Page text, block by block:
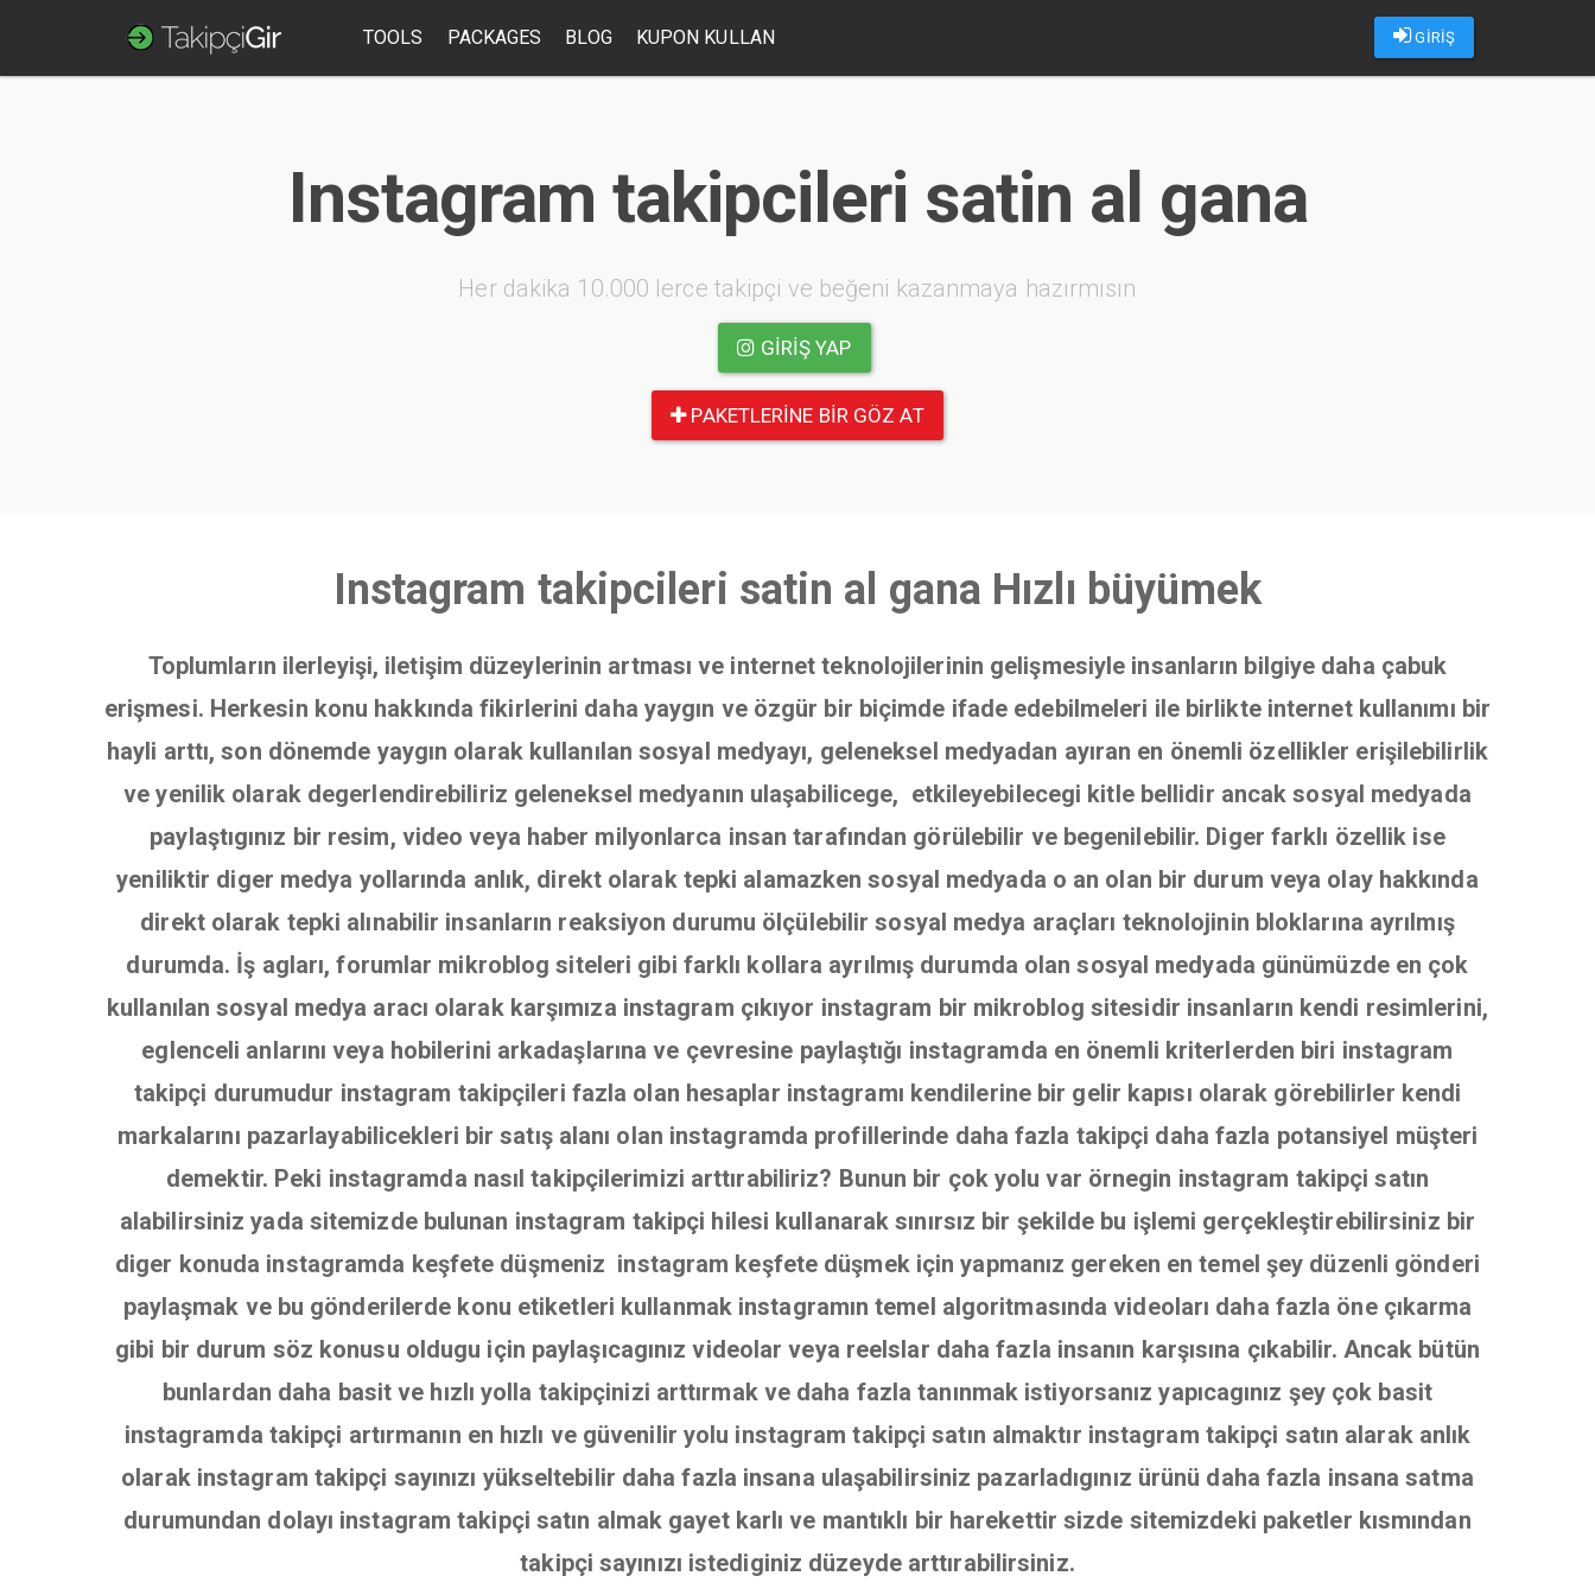
GİRİŞ
TOOLS PACKAGES BLOG KUPON KULLAN
Instagram takipcileri satin al gana
Her dakika 10.000 lerce takipçi ve beğeni kazanmaya hazırmısın
GIRIŞ YAP
PAKETLERINE BIR GÖZ AT
Instagram takipcileri satin al gana Hızlı büyümek
Toplumların ilerleyişi, iletişim düzeylerinin artması ve internet teknolojilerinin gelişmesiyle insanların bilgiye daha çabuk
erişmesi. Herkesin konu hakkında fikirlerini daha yaygın ve özgür bir biçimde ifade edebilmeleri ile birlikte internet kullanımı bir
hayli arttı, son dönemde yaygın olarak kullanılan sosyal medyayı, geleneksel medyadan ayıran en önemli özellikler erişilebilirlik
ve yenilik olarak degerlendirebiliriz geleneksel medyanın ulaşabilicege, etkileyebilecegi kitle bellidir ancak sosyal medyada
paylaştıgınız bir resim, video veya haber milyonlarca insan tarafından görülebilir ve begenilebilir. Diger farklı özellik ise
yeniliktir diger medya yollarında anlık, direkt olarak tepki alamazken sosyal medyada o an olan bir durum veya olay hakkında
direkt olarak tepki alınabilir insanların reaksiyon durumu ölçülebilir sosyal medya araçları teknolojinin bloklarına ayrılmış
durumda. İş agları, forumlar mikroblog siteleri gibi farklı kollara ayrılmış durumda olan sosyal medyada günümüzde en çok
kullanılan sosyal medya aracı olarak karşımıza instagram çıkıyor instagram bir mikroblog sitesidir insanların kendi resimlerini,
eglenceli anlarını veya hobilerini arkadaşlarına ve çevresine paylaştığı instagramda en önemli kriterlerden biri instagram
takipçi durumudur instagram takipçileri fazla olan hesaplar instagramı kendilerine bir gelir kapısı olarak görebilirler kendi
markalarını pazarlayabilicekleri bir satış alanı olan instagramda profillerinde daha fazla takipçi daha fazla potansiyel müşteri
demektir. Peki instagramda nasıl takipçilerimizi arttırabiliriz? Bunun bir çok yolu var örnegin instagram takipçi satın
alabilirsiniz yada sitemizde bulunan instagram takipçi hilesi kullanarak sınırsız bir şekilde bu işlemi gerçekleştirebilirsiniz bir
diger konuda instagramda keşfete düşmeniz instagram keşfete düşmek için yapmanız gereken en temel şey düzenli gönderi
paylaşmak ve bu gönderilerde konu etiketleri kullanmak instagramın temel algoritmasında videoları daha fazla öne çıkarma
gibi bir durum söz konusu oldugu için paylaşıcagınız videolar veya reelslar daha fazla insanın karşısına çıkabilir. Ancak bütün
bunlardan daha basit ve hızlı yolla takipçinizi arttırmak ve daha fazla tanınmak istiyorsanız yapıcagınız şey çok basit
instagramda takipçi artırmanın en hızlı ve güvenilir yolu instagram takipçi satın almaktır instagram takipçi satın alarak anlık
olarak instagram takipçi sayınızı yükseltebilir daha fazla insana ulaşabilirsiniz pazarladıgınız ürünü daha fazla insana satma
durumundan dolayı instagram takipçi satın almak gayet karlı ve mantıklı bir harekettir sizde sitemizdeki paketler kısmından
takipçi sayınızı istediginiz düzeyde arttırabilirsiniz.